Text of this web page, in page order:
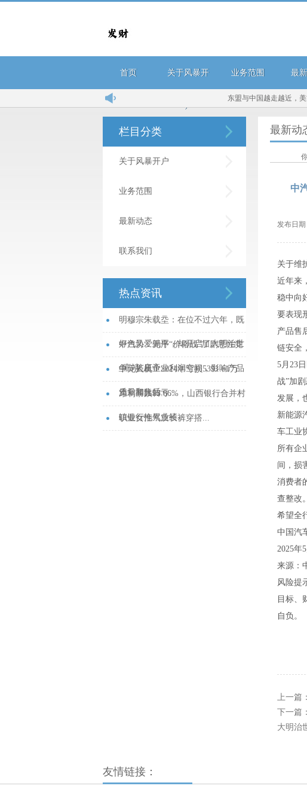
首页 关于风暴开
户
业务范围 最
东盟与中国越走越近，美方
栏目分类
关于风暴开户
业务范围
最新动态
联系我们
热点资讯
明穆宗朱载坖：在位不过六年，既
好色又爱躺平，却开启了大明治世
_嘉靖_皇帝...
中汽协：无序“价格战”加剧恶性竞
争，挤压企业利润空间，影响产品
质量和售后...
中无人机：2024年亏损5391.61万
元，同比转亏...
净利暴跌93.86%，山西银行合并村
镇银行拖累业绩...
职业女性气质长裤穿搭...
最新动
中
发布日
关于维
近年来
稳中向
要表现
产品售
链安全
5月23
战”加
发展，
新能源
车工业
所有企
间，损
消费者
查整改。
希望全
中国汽
2025年
来源：
风险提
目标、
自负。
上一篇：
下一篇：
大明治
友情链接：